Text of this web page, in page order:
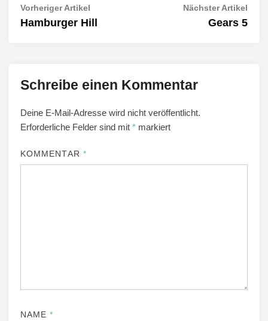
Beitragsnavigation
Vorheriger Artikel
Artikel:
Hamburger Hill
Nächster Artikel
Gears 5
Schreibe einen Kommentar
Deine E-Mail-Adresse wird nicht veröffentlicht.
Erforderliche Felder sind mit * markiert
KOMMENTAR *
NAME*